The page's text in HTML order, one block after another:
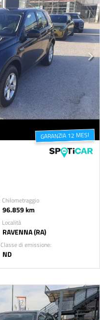
GARANZIA 12 MESI
Chilometraggio
96.859 km
Località
RAVENNA (RA)
Classe di emissione:
ND